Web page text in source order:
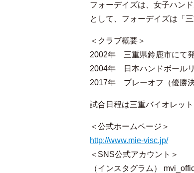
フォーデイズは、女子ハン
として、フォーデイズは「
＜クラブ概要＞
2002年 三重県鈴鹿市にて
2004年 日本ハンドボール
2017年 プレーオフ（優勝
試合日程は三重バイオレッ
＜公式ホームページ＞
http://www.mie-visc.jp/
＜SNS公式アカウント＞
（インスタグラム）